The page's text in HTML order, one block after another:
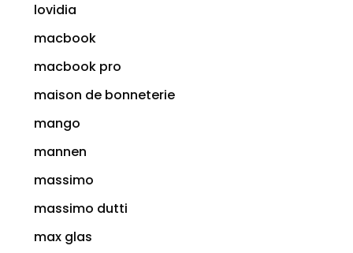
lovidia
macbook
macbook pro
maison de bonneterie
mango
mannen
massimo
massimo dutti
max glas